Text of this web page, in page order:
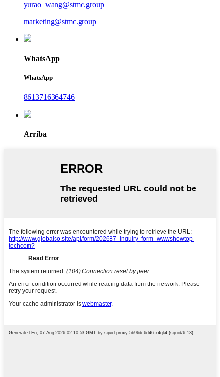
yurao_wang@stmc.group
marketing@stmc.group
WhatsApp
WhatsApp
8613716364746
Arriba